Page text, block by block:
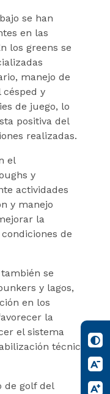
se han
en las
los greens se
manejo de
y
de juego, lo
positiva del
realizadas.
el
y
actividades
y manejo
la
de
se
y lagos,
en los
la
el sistema
técnica
de golf del